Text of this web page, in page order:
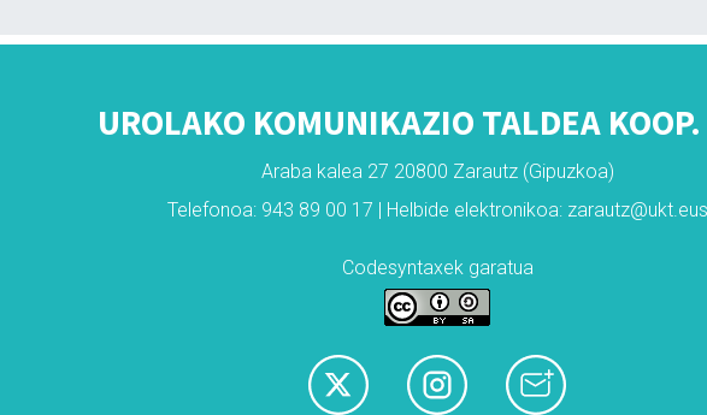
UROLAKO KOMUNIKAZIO TALDEA
Araba kalea 27 20800 Zarautz (Gipuzkoa)
Telefonoa: 943 89 00 17 | Helbide elektronikoa: zarautz@ukt.eus
Codesyntaxek garatua